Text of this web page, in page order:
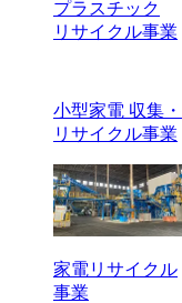
プラスチック
リサイクル事業
小型家電 収集・
リサイクル事業
家電リサイクル
事業